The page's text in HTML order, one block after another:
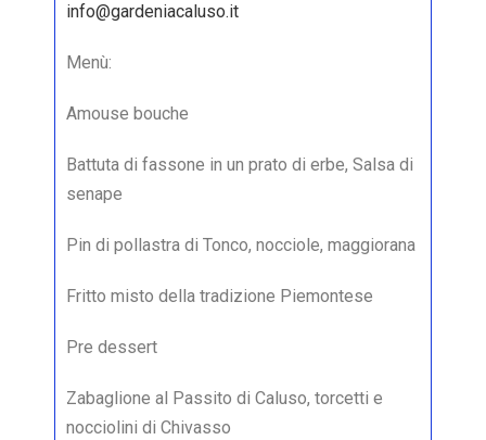
info@gardeniacaluso.it
Menù:
Amouse bouche
Battuta di fassone in un prato di erbe, Salsa di
senape
Pin di pollastra di Tonco, nocciole, maggiorana
Fritto misto della tradizione Piemontese
Pre dessert
Zabaglione al Passito di Caluso, torcetti e
nocciolini di Chivasso